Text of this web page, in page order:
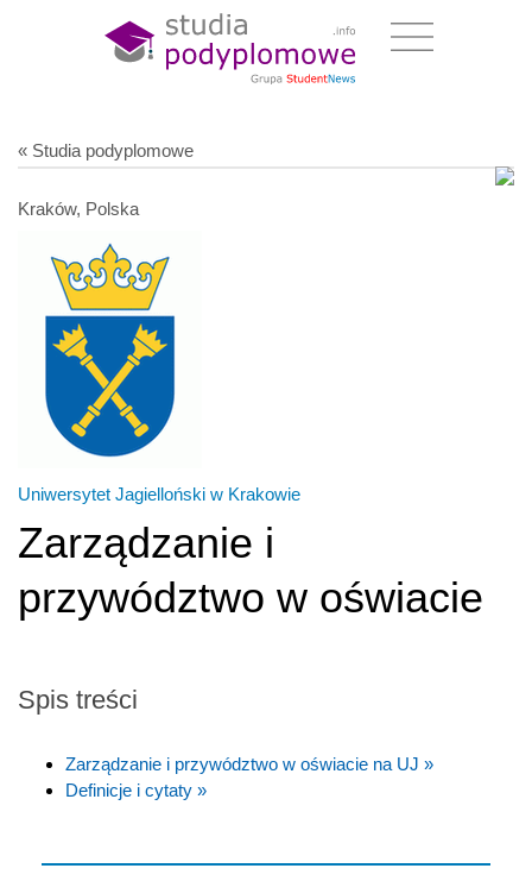
« Studia podyplomowe
Kraków, Polska
Uniwersytet Jagielloński w Krakowie
Zarządzanie i
przywództwo w oświacie
Spis treści
Zarządzanie i przywództwo w oświacie na UJ »
Definicje i cytaty »